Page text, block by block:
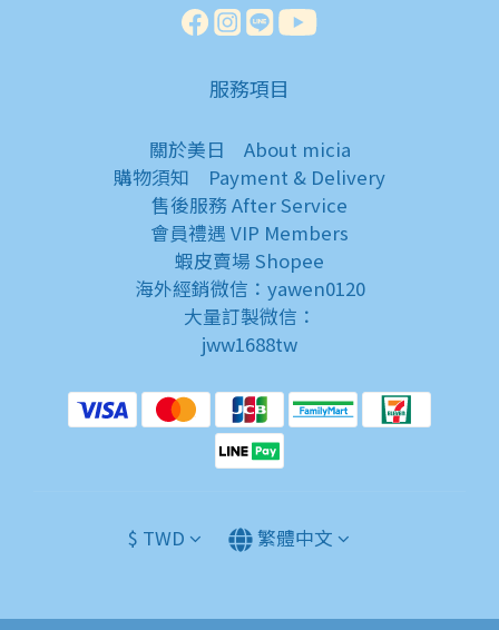
服務項目
關於美日 About micia
購物須知 Payment & Delivery
售後服務 After Service
會員禮遇 VIP Members
蝦皮賣場 Shopee
海外經銷微信：yawen0120
大量訂製微信：
jww1688tw
$ TWD 繁體中文